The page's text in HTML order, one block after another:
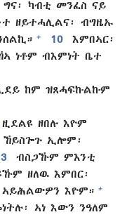
ካብቲ መንፈስ ናይ
ዘይተሓሊልና፡ ብግዜኡ
+ 10
እምበኣር፡
ነቶም ብእምነት ቤተ
ከም ዝጸሓፍኩልኩም
ዚደልዩ ዘበሉ እዮም
ኸይስጐጉ ኢሎም፡
ብስጋኹም ምእንቲ
ዘለዉ እምበር፡
ኣይሕልውዎን እዮም። +
ኣነ እውን ንዓለም